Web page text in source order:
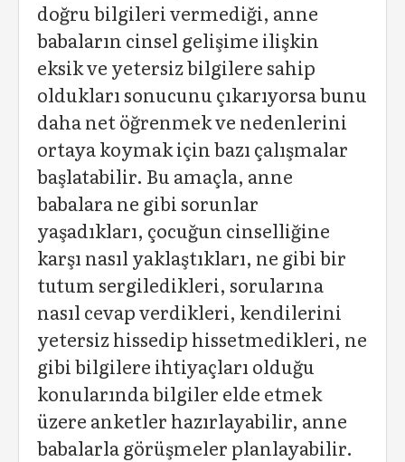
doğru bilgileri vermediği, anne
babaların cinsel gelişime ilişkin
eksik ve yetersiz bilgilere sahip
oldukları sonucunu çıkarıyorsa bunu
daha net öğrenmek ve nedenlerini
ortaya koymak için bazı çalışmalar
başlatabilir. Bu amaçla, anne
babalara ne gibi sorunlar
yaşadıkları, çocuğun cinselliğine
karşı nasıl yaklaştıkları, ne gibi bir
tutum sergiledikleri, sorularına
nasıl cevap verdikleri, kendilerini
yetersiz hissedip hissetmedikleri, ne
gibi bilgilere ihtiyaçları olduğu
konularında bilgiler elde etmek
üzere anketler hazırlayabilir, anne
babalarla görüşmeler planlayabilir.